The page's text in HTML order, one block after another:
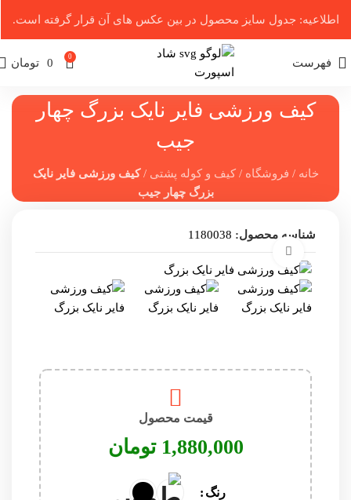
فهرست 0
0 تومان
کیف ورزشی فایر نایک بزرگ چهار
جیب
خانه / فروشگاه /کیف و کوله پشتی /کیف ورزشی فایر نایک
بزرگ چهار جیب
شناسه محصول: 1180038
برای بزرگنمایی کلیک کنید
قیمت محصول
تومان
رنگ
اطلاعیه: جدول سایز محصول در بین عکس ‌های آن قرار گرفته است.